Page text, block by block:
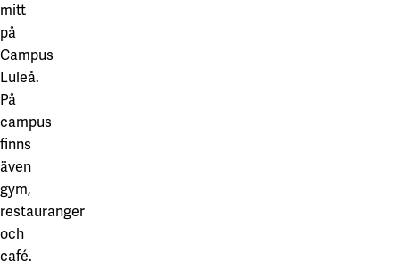
mitt
på
Campus
Luleå.
På
campus
finns
även
gym,
restauranger
och
café.